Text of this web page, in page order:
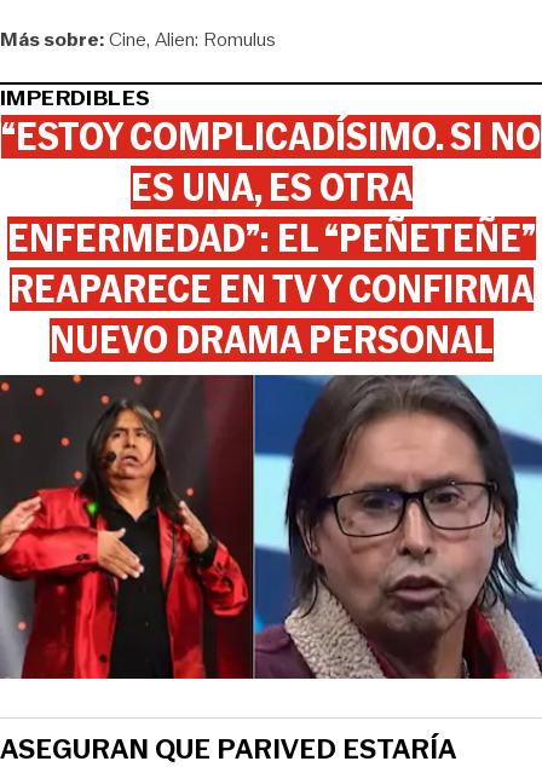
Más sobre:Cine Alien: Romulus
IMPERDIBLES
“ESTOY COMPLICADÍSIMO. SI NO
ES UNA, ES OTRA
ENFERMEDAD”: EL “PEÑETEÑE”
REAPARECE EN TV Y CONFIRMA
NUEVO DRAMA PERSONAL
ASEGURAN QUE PARIVED ESTARÍA